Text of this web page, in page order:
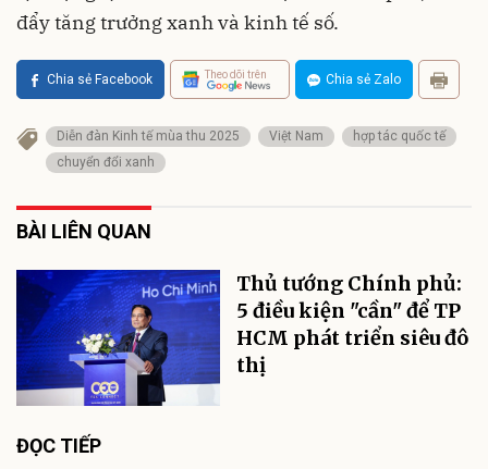
đẩy tăng trưởng xanh và kinh tế số.
Chia sẻ Facebook Theo dõi trên Chia sẻ Zalo
Diễn đàn Kinh tế mùa thu 2025 Việt Nam
hợp tác quốc tế
chuyển đổi xanh
BÀI LIÊN QUAN
Thủ tướng Chính phủ:
5 điều kiện "cần" để TP
HCM phát triển siêu đô
thị
ĐỌC TIẾP